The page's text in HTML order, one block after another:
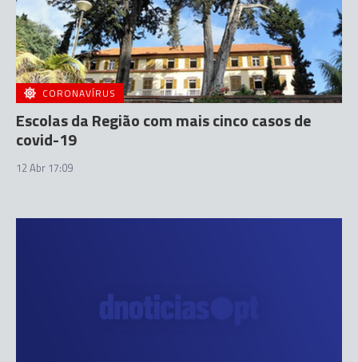
CORONAVÍRUS
Escolas da Região com mais cinco casos de
covid-19
12 Abr 17:09